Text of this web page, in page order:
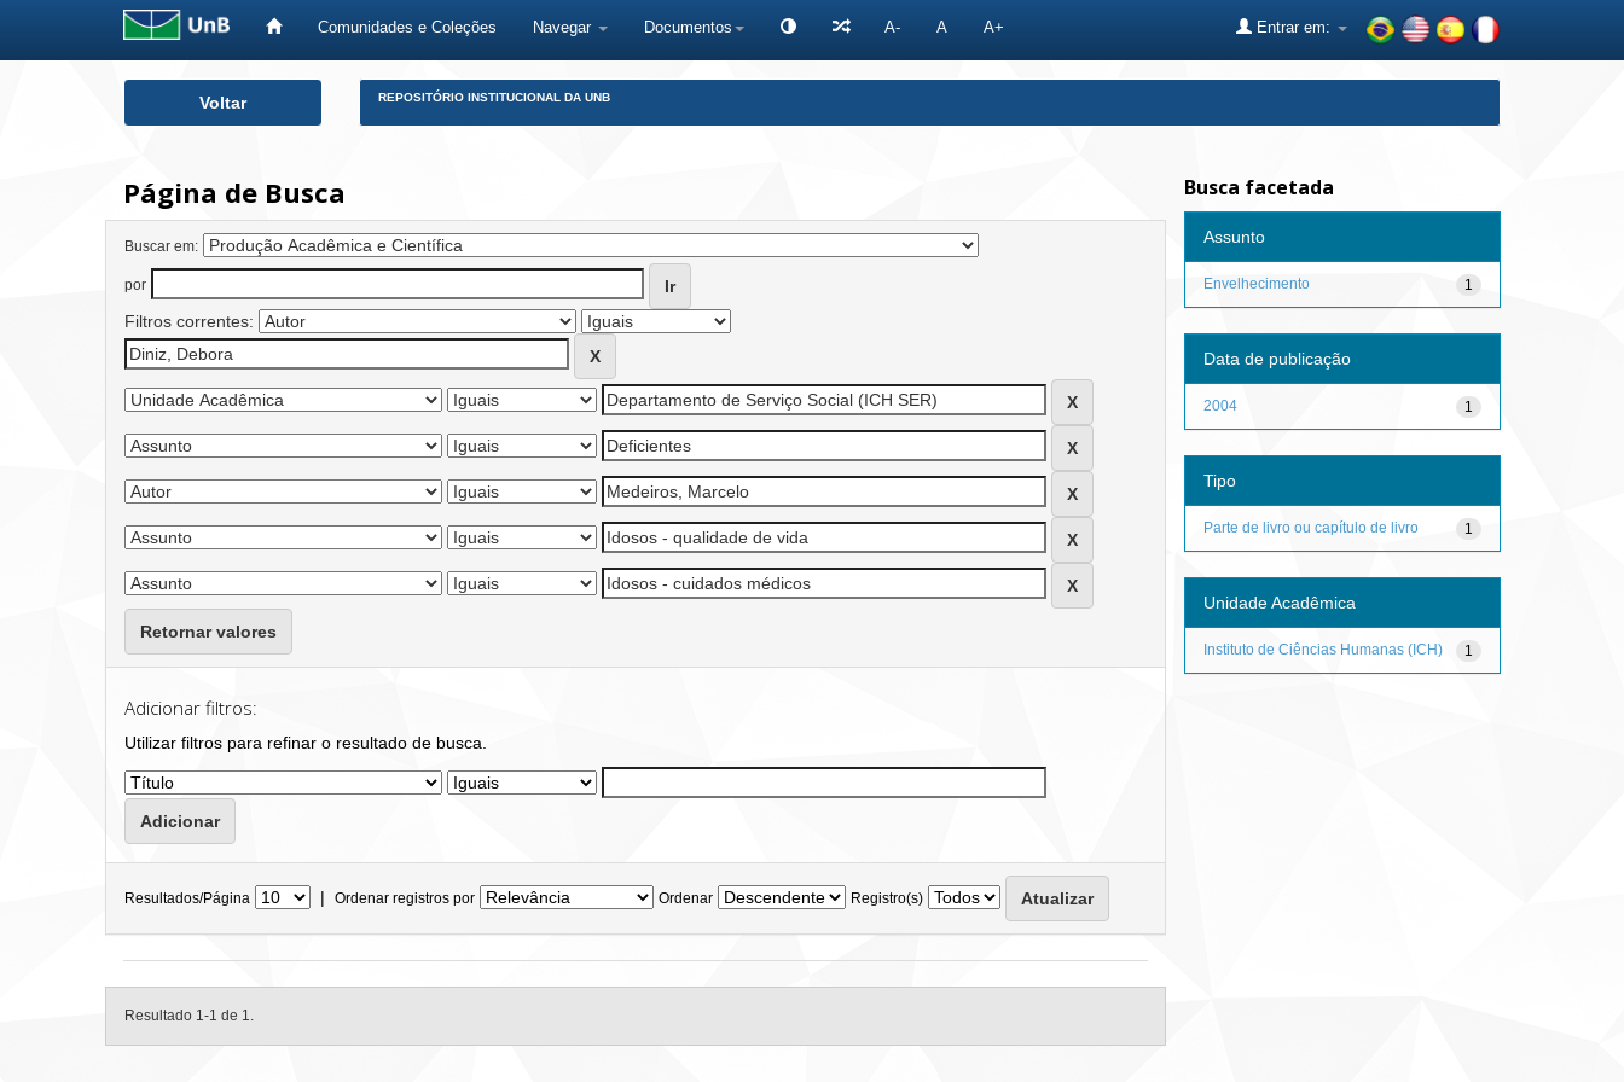
Comunidades e Coleções Navegar Documentos A- A A+ Entrar em:
Voltar REPOSITÓRIO INSTITUCIONAL DA UNB
Página de Busca
Buscar em:
por
Filtros correntes:
Retornar valores
Adicionar filtros:
Utilizar filtros para refinar o resultado de busca.
Resultados/Página | Ordenar registros por Ordenar Registro(s)
Resultado 1-1 de 1.
Busca facetada
Assunto
1
Envelhecimento
Data de publicação
1
2004
Tipo
1
Parte de livro ou capítulo de livro
Unidade Acadêmica
1
Instituto de Ciências Humanas (ICH)